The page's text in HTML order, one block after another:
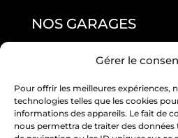
Gérer le
Pour offrir les meilleures expériences,
technologies telles que les cookies
informations des appareils. Le fait de
nous permettra de traiter des
NOS GARAGES
GARAGE LAURENDEAU BY
RS ANGERS PASTEUR
RS EDITION BEAUCOUZÉ
RS JUIGNÉ